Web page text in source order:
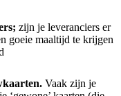
zijn je leveranciers er
goeie maaltijd te krijgen
Vaak zijn je